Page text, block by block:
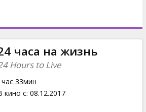
часа на жизнь
Hours to Live
33мин
кино с: 08.12.2017